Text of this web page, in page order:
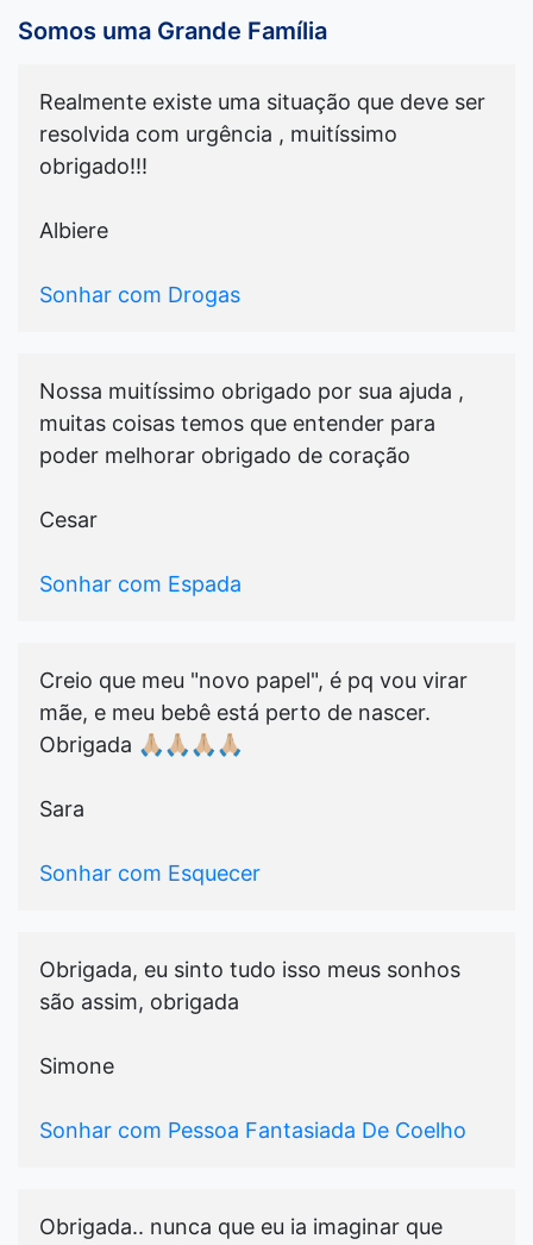
Somos uma Grande Família
Realmente existe uma situação que deve ser
resolvida com urgência , muitíssimo
obrigado!!!
Albiere
Sonhar com Drogas
Nossa muitíssimo obrigado por sua ajuda ,
muitas coisas temos que entender para
poder melhorar obrigado de coração
Cesar
Sonhar com Espada
Creio que meu "novo papel", é pq vou virar
mãe, e meu bebê está perto de nascer.
Obrigada 🙏🏼🙏🏼🙏🏼🙏🏼
Sara
Sonhar com Esquecer
Obrigada, eu sinto tudo isso meus sonhos
são assim, obrigada
Simone
Sonhar com Pessoa Fantasiada De Coelho
Obrigada.. nunca que eu ia imaginar que